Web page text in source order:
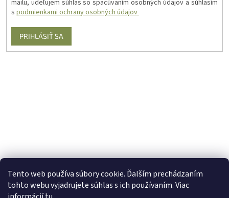
Tento web používa súbory cookie. Ďalším prechádzaním
tohto webu vyjadrujete súhlas s ich používaním. Viac
mailu, udeľujem súhlas so spacúvaním osobných údajov a súhlasím
s podmienkami ochrany osobných údajov
PRIHLÁSIŤ SA